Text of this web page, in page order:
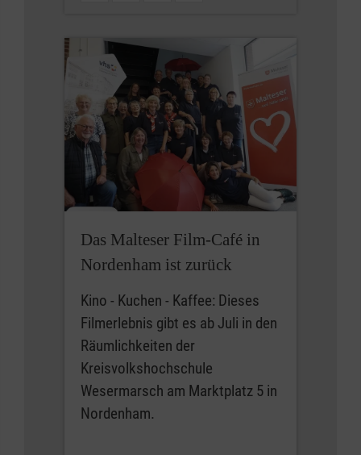
Das Malteser Film-Café in
Nordenham ist zurück
Kino - Kuchen - Kaffee: Dieses
Filmerlebnis gibt es ab Juli in den
Räumlichkeiten der
Kreisvolkshochschule
Wesermarsch am Marktplatz 5 in
Nordenham.